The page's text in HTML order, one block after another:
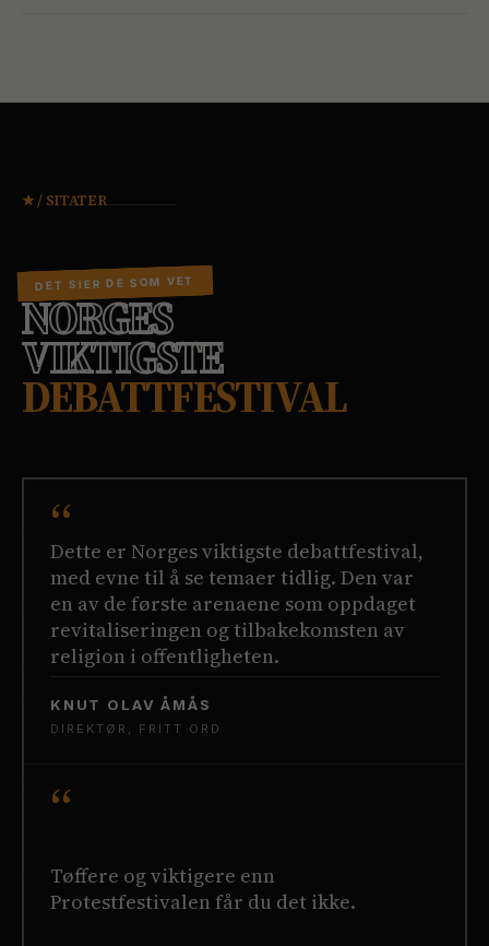
★ / SITATER
DET SIER DE SOM VET
NORGES
VIKTIGSTE
DEBATTFESTIVAL
“
Dette er Norges viktigste debattfestival,
med evne til å se temaer tidlig. Den var
en av de første arenaene som oppdaget
revitaliseringen og tilbakekomsten av
religion i offentligheten.
KNUT OLAV ÅMÅS
DIREKTØR, FRITT ORD
“
Tøffere og viktigere enn
Protestfestivalen får du det ikke.